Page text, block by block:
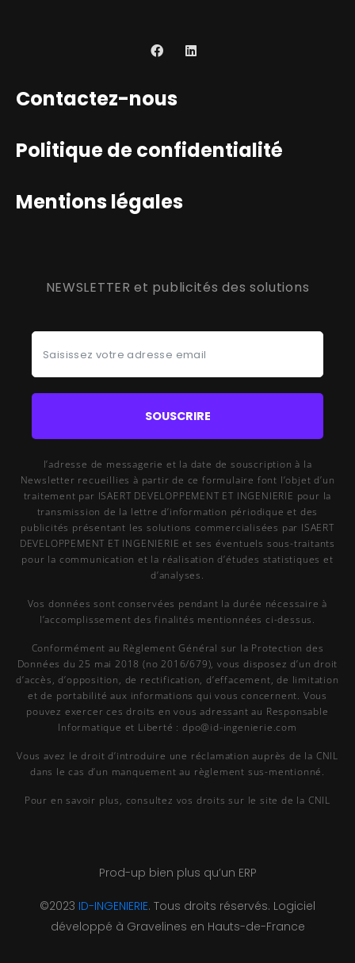
Contactez-nous
Politique de confidentialité
Mentions légales
NEWSLETTER et publicités des solutions
SOUSCRIRE
l’adresse de messagerie et la date de souscription à la
Newsletter recueillies à partir de ce formulaire font l’objet d’un
traitement par ISAERT DEVELOPPEMENT ET INGENIERIE pour la
transmission de la lettre d’information périodique et des
publicités présentant les solutions commercialisées par ISAERT
DEVELOPPEMENT ET INGENIERIE et ses éventuels sous-traitants
pour la communication et la réalisation d’études statistiques et
d’analyses.
Vos données sont conservées pendant la durée nécessaire à
l’accomplissement des finalités mentionnées ci-dessus.
Conformément au Règlement Général sur la Protection des
Données du 25 mai 2018 (no 2016/679), vous disposez d’un droit
d’accès, d’opposition, de rectification, d’effacement, de limitation
et de portabilité aux informations qui vous concernent. Vous
pouvez exercer ces droits en vous adressant au Responsable
Informatique et Liberté : dpo@id-ingenierie.com
Vous avez le droit d’introduire une réclamation auprès de la CNIL
dans le cas d’un manquement au règlement sus-mentionné.
Pour en savoir plus, consultez vos droits sur le site de la CNIL
Prod-up bien plus qu’un ERP
©2023 ID-INGENIERIE. Tous droits réservés. Logiciel
développé à Gravelines en Hauts-de-France